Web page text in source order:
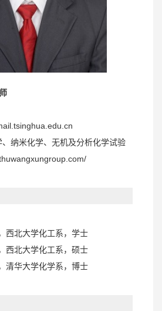
纳米化学、无机及分析化学试验
/
西北大学化工系，学士
西北大学化工系，硕士
清华大学化学系，博士